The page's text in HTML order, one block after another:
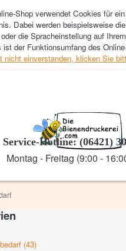
Shop verwendet Cookies für
Dabei werden beispielsweise
die Spracheinstellung auf
ist der Funktionsumfang des
nicht einverstanden, klicken Sie
Service-Hotline: (06421)
Montag - Freitag (9:00 -
(43)